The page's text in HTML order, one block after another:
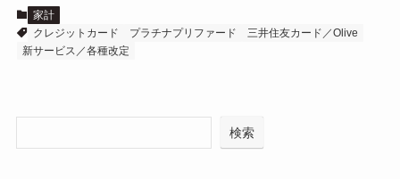
家計
クレジットカード
プラチナプリファード
三井住友カード／Olive
新サービス／各種改定
検索